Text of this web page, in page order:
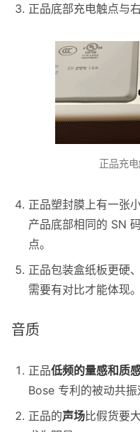
正品底部充电触点与
正品充
正品塑封膜上有一张
产品底部相同的 SN
点。
正品包装盒纸板更硬
需要有对比才能体现。
音质
正品低频的量感和质
Bose 专利的被动共振
正品的声场比假货要